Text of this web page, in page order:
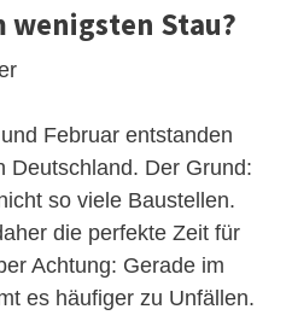
wenigsten Stau?
Februar entstanden
Deutschland. Der Grund:
so viele Baustellen.
die perfekte Zeit für
Achtung: Gerade im
es häufiger zu Unfällen.